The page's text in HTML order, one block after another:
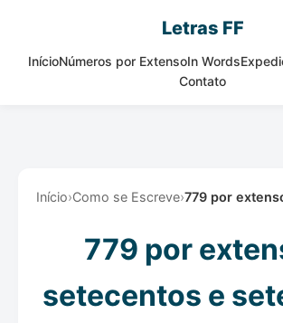
Letras FF
InícioNúmeros por ExtensoIn Words
Contato
Início›Como se Escreve›779 por
779 por
setecentos e